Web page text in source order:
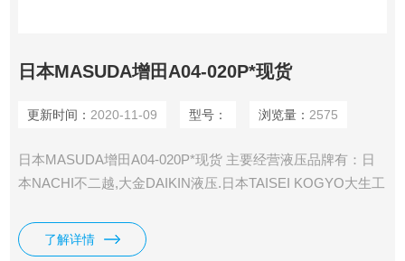
日本MASUDA增田A04-020P*现货
更新时间： 2020-11-09 型号： 浏览量： 2575
日本MASUDA增田A04-020P*现货 主要经营液压品牌有：日
本NACHI不二越,大金DAIKIN液压.日本TAISEI KOGYO大生工
等系列产品。
了解详情